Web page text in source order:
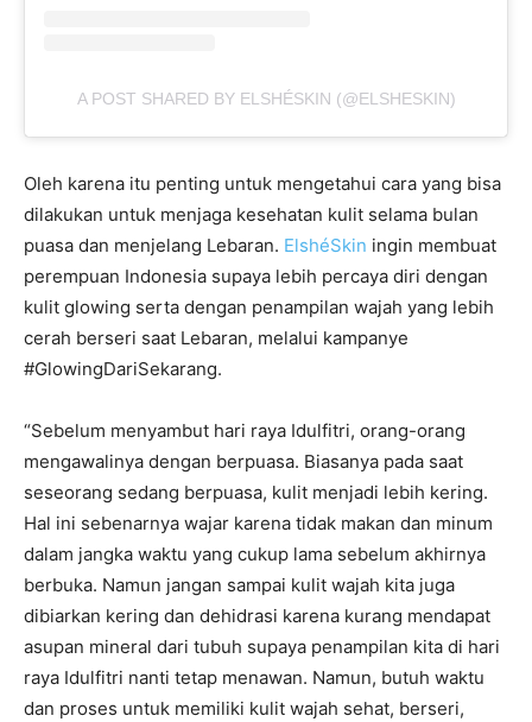
A POST SHARED BY ELSHÉSKIN (@ELSHESKIN)
Oleh karena itu penting untuk mengetahui cara yang bisa
dilakukan untuk menjaga kesehatan kulit selama bulan
puasa dan menjelang Lebaran. ElshéSkin ingin membuat
perempuan Indonesia supaya lebih percaya diri dengan
kulit glowing serta dengan penampilan wajah yang lebih
cerah berseri saat Lebaran, melalui kampanye
#GlowingDariSekarang.
“Sebelum menyambut hari raya Idulfitri, orang-orang
mengawalinya dengan berpuasa. Biasanya pada saat
seseorang sedang berpuasa, kulit menjadi lebih kering.
Hal ini sebenarnya wajar karena tidak makan dan minum
dalam jangka waktu yang cukup lama sebelum akhirnya
berbuka. Namun jangan sampai kulit wajah kita juga
dibiarkan kering dan dehidrasi karena kurang mendapat
asupan mineral dari tubuh supaya penampilan kita di hari
raya Idulfitri nanti tetap menawan. Namun, butuh waktu
dan proses untuk memiliki kulit wajah sehat, berseri,